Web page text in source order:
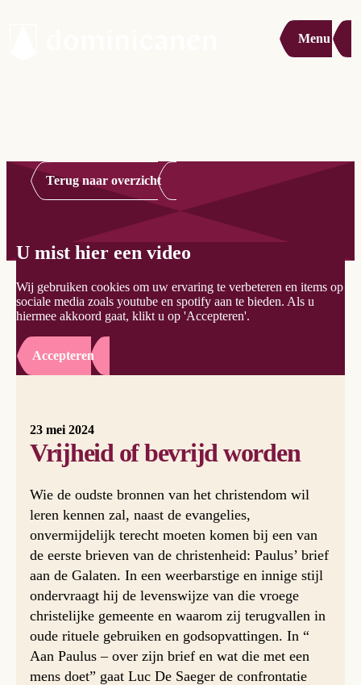
Menu
Terug naar overzicht
U mist hier een video
Wij gebruiken cookies om uw ervaring te verbeteren en items op
sociale media zoals youtube en spotify aan te bieden. Als u
hiermee akkoord gaat, klikt u op 'Accepteren'.
Accepteren
23 mei 2024
Vrijheid of bevrijd worden
Wie de oudste bronnen van het christendom wil
leren kennen zal, naast de evangelies,
onvermijdelijk terecht moeten komen bij een van
de eerste brieven van de christenheid: Paulus’ brief
aan de Galaten. In een weerbarstige en innige stijl
ondervraagt hij de levenswijze van die vroege
christelijke gemeente en waarom zij terugvallen in
oude rituele gebruiken en godsopvattingen. In “
Aan Paulus – over zijn brief en wat die met een
mens doet” gaat Luc De Saeger de confrontatie